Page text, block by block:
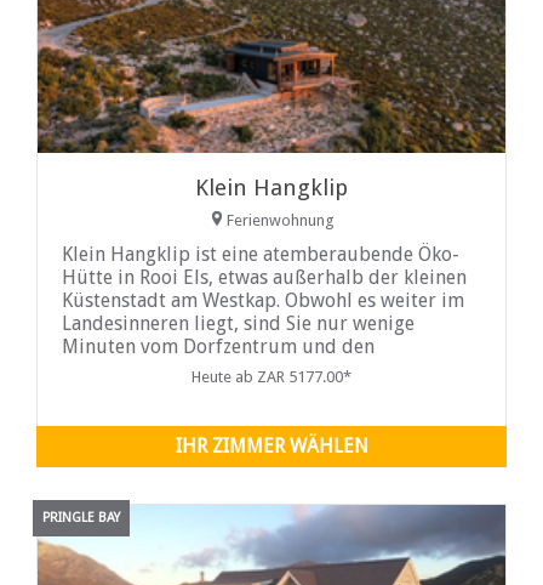
Klein Hangklip
Ferienwohnung
Klein Hangklip ist eine atemberaubende Öko-
Hütte in Rooi Els, etwas außerhalb der kleinen
Küstenstadt am Westkap. Obwohl es weiter im
Landesinneren liegt, sind Sie nur wenige
Minuten vom Dorfzentrum und den
atemberaubenden Stränden entfernt. Das
Heute ab ZAR 5177.00*
IHR ZIMMER WÄHLEN
PRINGLE BAY